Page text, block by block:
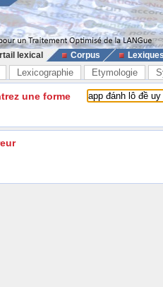
lexical Corpus
Lexicographie Etymologie
une forme